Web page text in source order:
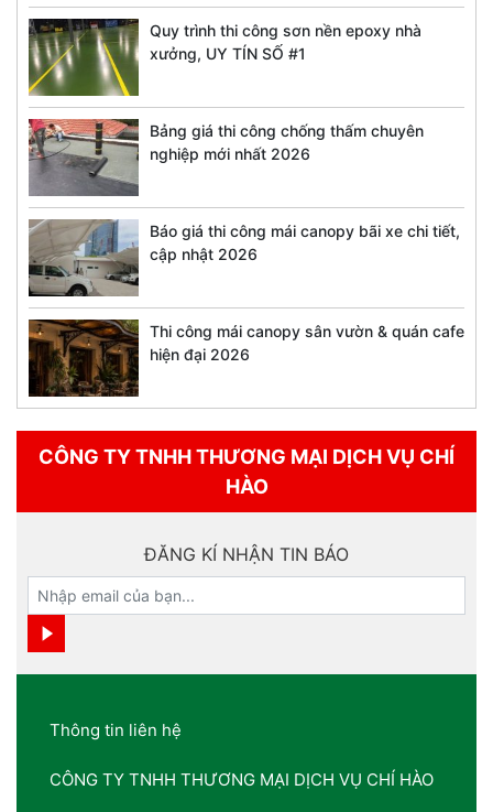
Quy trình thi công sơn nền epoxy nhà
xưởng, UY TÍN SỐ #1
Bảng giá thi công chống thấm chuyên
nghiệp mới nhất 2026
Báo giá thi công mái canopy bãi xe chi tiết,
cập nhật 2026
Thi công mái canopy sân vườn & quán cafe
hiện đại 2026
CÔNG TY TNHH THƯƠNG MẠI DỊCH VỤ CHÍ
HÀO
ĐĂNG KÍ NHẬN TIN BÁO
Thông tin liên hệ
CÔNG TY TNHH THƯƠNG MẠI DỊCH VỤ CHÍ HÀO